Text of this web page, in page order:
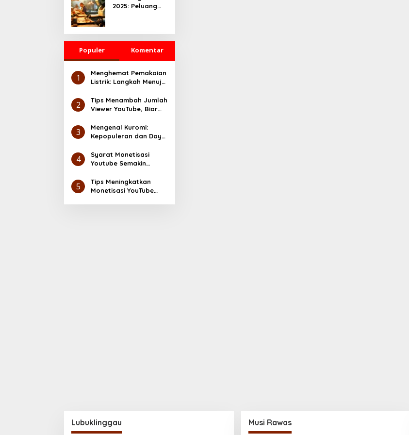
yang Serius
2025: Peluang
Populer Komentar
1
Menghemat Pemakaian
Listrik: Langkah Menuju
Ramah
2
Tips Menambah Jumlah
Viewer YouTube, Biar
3
Mengenal Kuromi:
Kepopuleran dan Daya
4
Syarat Monetisasi
Youtube Semakin
5
Tips Meningkatkan
Monetisasi YouTube
Lubuklinggau Musi Rawas